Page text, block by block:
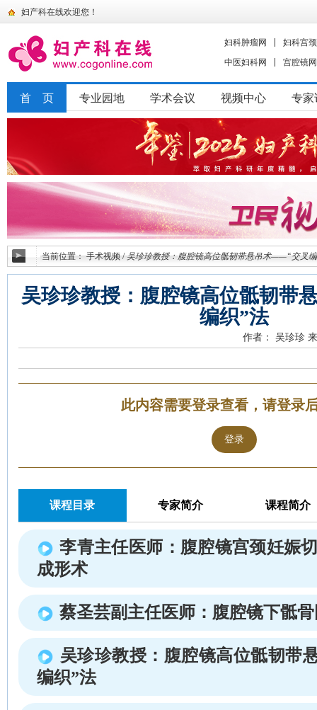
妇产科在线欢迎您！
妇科肿瘤网
妇科宫
中医妇科网
宫腔镜网
首 页 专业园地 学术会议 视频中心 专家
当前位置：手术视频 / 吴珍珍教授：腹腔镜高位骶韧带悬吊术——“交叉
吴珍珍教授：腹腔镜高位骶韧
编织”法
作者： 吴珍珍
此内容需要登录查看，请登录
登录
课程目录 专家简介 课程简介
李青主任医师：腹腔镜宫颈妊娠
成形术
蔡圣芸副主任医师：腹腔镜下骶
吴珍珍教授：腹腔镜高位骶韧
编织”法